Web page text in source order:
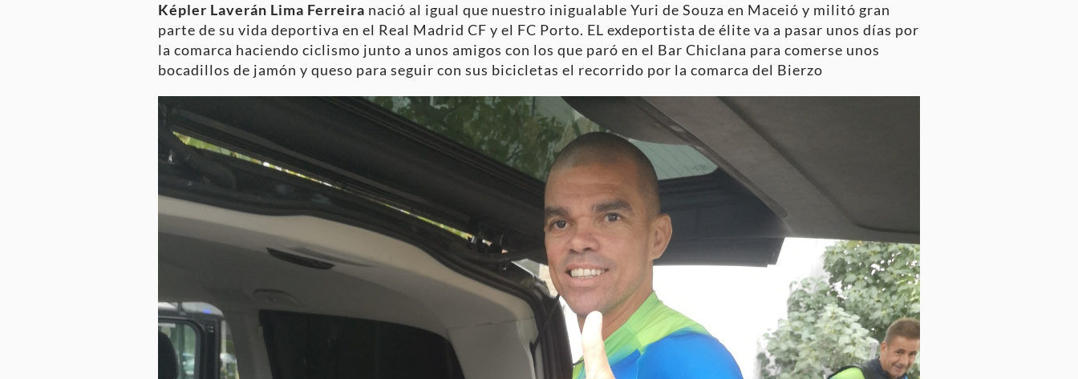
Képler Laverán Lima Ferreira nació al igual que nuestro inigualable Yuri de Souza en Maceió y militó gran
parte de su vida deportiva en el Real Madrid CF y el FC Porto. EL exdeportista de élite va a pasar unos días por
la comarca haciendo ciclismo junto a unos amigos con los que paró en el Bar Chiclana para comerse unos
bocadillos de jamón y queso para seguir con sus bicicletas el recorrido por la comarca del Bierzo